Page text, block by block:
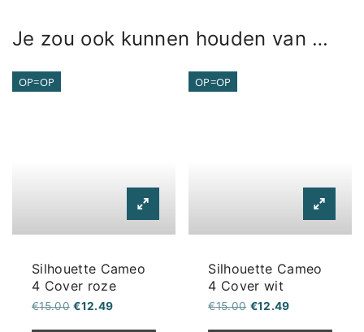
Je zou ook kunnen houden van …
OP=OP
Silhouette Cameo
4 Cover roze
€15.00 Oorspronkelijke
€12.49Huidige
OP=OP
Silhouette Cameo
4 Cover wit
€15.00 Oorspronkelijke
€12.49Huidige